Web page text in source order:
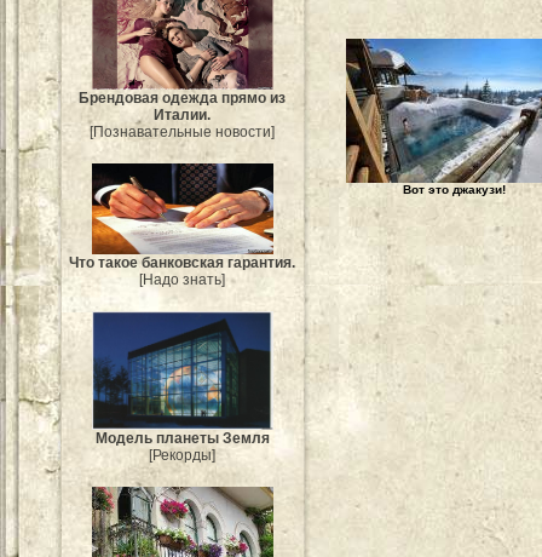
Брендовая одежда прямо из
Италии.
[Познавательные новости]
Что такое банковская гарантия.
[Надо знать]
Модель планеты Земля
[Рекорды]
Вот это джакузи!